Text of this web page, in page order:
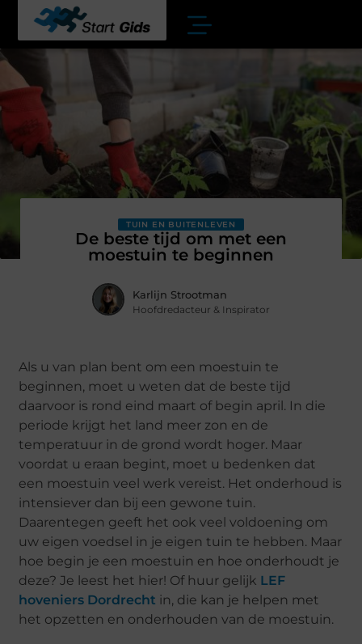
TUIN EN BUITENLEVEN
De beste tijd om met een
moestuin te beginnen
Karlijn Strootman
Hoofdredacteur & Inspirator
Als u van plan bent om een moestuin te
beginnen, moet u weten dat de beste tijd
daarvoor is rond eind maart of begin april. In die
periode krijgt het land meer zon en de
temperatuur in de grond wordt hoger. Maar
voordat u eraan begint, moet u bedenken dat
een moestuin veel werk vereist. Het onderhoud is
intensiever dan bij een gewone tuin.
Daarentegen geeft het ook veel voldoening om
uw eigen voedsel in je eigen tuin te hebben. Maar
hoe begin je een moestuin en hoe onderhoudt je
deze? Je leest het hier! Of huur gelijk LEF
hoveniers Dordrecht in, die kan je helpen met
het opzetten en onderhouden van de moestuin.